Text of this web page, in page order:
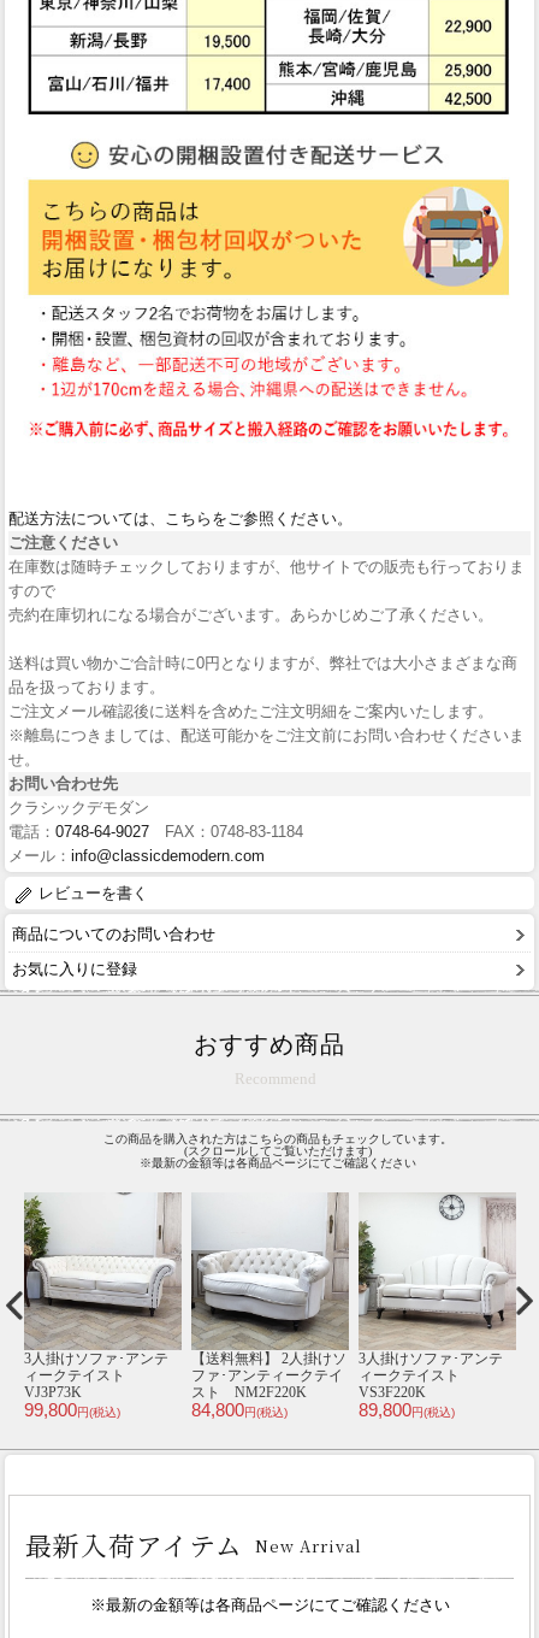
配送方法については、こちらをご参照ください。
ご注意ください
在庫数は随時チェックしておりますが、他サイトでの販売も行っておりま
すので
売約在庫切れになる場合がございます。あらかじめご了承ください。
送料は買い物かご合計時に0円となりますが、弊社では大小さまざまな商
品を扱っております。
ご注文メール確認後に送料を含めたご注文明細をご案内いたします。
※離島につきましては、配送可能かをご注文前にお問い合わせくださいま
せ。
お問い合わせ先
クラシックデモダン
電話： 0748-64-9027 FAX：0748-83-1184
メール： info@classicdemodern.com
レビューを書く
商品についてのお問い合わせ
お気に入りに登録
おすすめ商品
Recommend
この商品を購入された方はこちらの商品もチェックしています。
(スクロールしてご覧いただけます)
※最新の金額等は各商品ページにてご確認ください
【送料無料】 2人掛けソ
ファ･アンティークテイ
スト NM2F282K
84,800円(税込)
受注生産専用 ソファ･ア
ンティークテイスト
order-vjc3
99,800円(税込)
3人掛けソファ･アンテ
ィークテイスト E1168-
3-18P65B
138,000円(税込)